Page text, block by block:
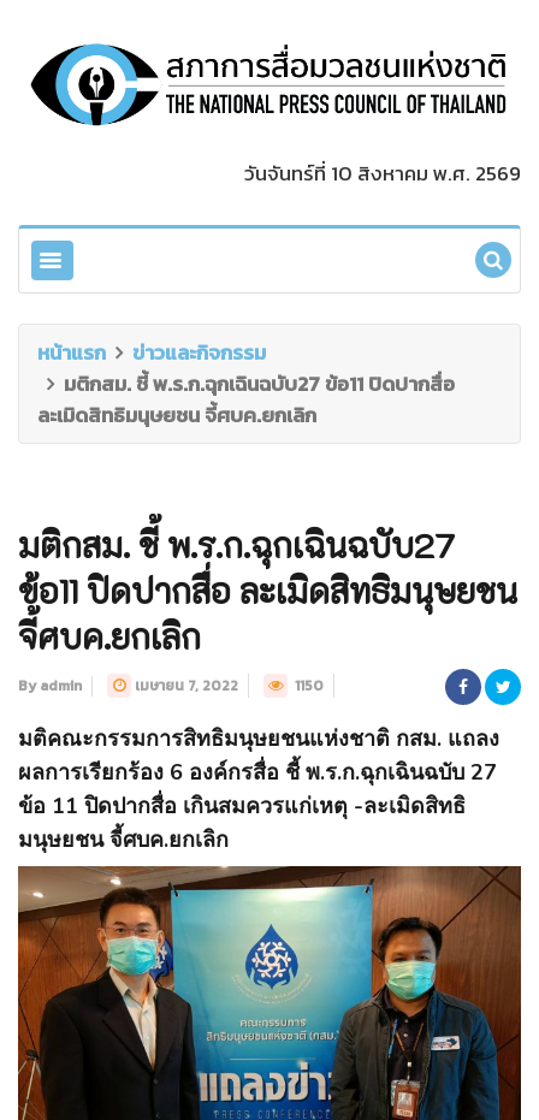
วันจันทร์ที่ 10 สิงหาคม พ.ศ. 2569
หน้าแรก
ข่าวและกิจกรรม
มติกสม. ชี้ พ.ร.ก.ฉุกเฉินฉบับ27 ข้อ11 ปิดปากสื่อ
ละเมิดสิทธิมนุษยชน จี้ศบค.ยกเลิก
มติกสม. ชี้ พ.ร.ก.ฉุกเฉินฉบับ27
ข้อ11 ปิดปากสื่อ ละเมิดสิทธิมนุษยชน
จี้ศบค.ยกเลิก
By admin เมษายน 7, 2022 1150
มติคณะกรรมการสิทธิมนุษยชนแห่งชาติ กสม. แถลง
ผลการเรียกร้อง 6 องค์กรสื่อ ชี้ พ.ร.ก.ฉุกเฉินฉบับ 27
ข้อ 11 ปิดปากสื่อ เกินสมควรแก่เหตุ -ละเมิดสิทธิ
มนุษยชน จี้ศบค.ยกเลิก